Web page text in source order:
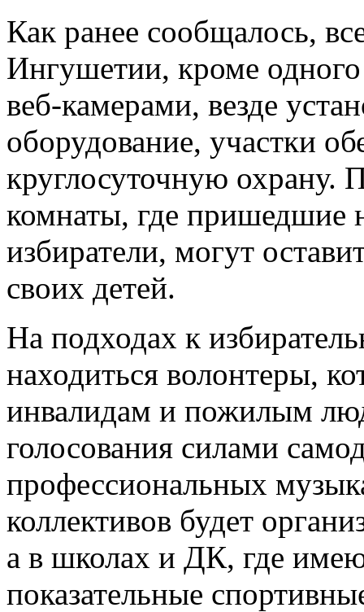
Как ранее сообщалось,
Ингушетии, кроме
веб-камерами, везде
оборудование, участки
круглосуточную охрану.
комнаты, где пришедшие
избиратели, могут
своих детей.
На подходах к
находиться волонтеры,
инвалидам и пожилым
голосования силами
профессиональных
коллективов будет
а в школах и ДК, где
показательные